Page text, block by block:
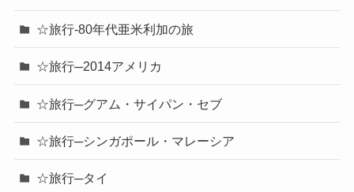
☆旅行-80年代亜米利加の旅
☆旅行─2014アメリカ
☆旅行─グアム・サイパン・セブ
☆旅行─シンガポール・マレーシア
☆旅行─タイ